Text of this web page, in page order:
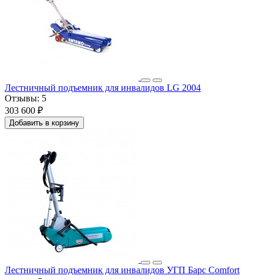
Лестничный подъемник для инвалидов LG 2004
Отзывы: 5
303 600 ₽
Добавить в корзину
Лестничный подъемник для инвалидов УГП Барс Comfort